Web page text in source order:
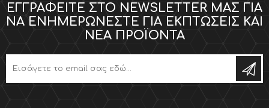
ΕΓΓΡΑΦΕΊΤΕ ΣΤΟ NEWSLETTER ΜΑΣ ΓΙΑ
ΝΑ ΕΝΗΜΕΡΏΝΕΣΤΕ ΓΙΑ ΕΚΠΤΏΣΕΙΣ ΚΑΙ
ΝΈΑ ΠΡΟΪΌΝΤΑ